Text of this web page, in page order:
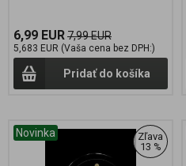
6,99 EUR7,99 EUR
5,683 EUR (Vaša cena bez DPH:)
Pridať do košíka
Novinka
Zľava
13 %